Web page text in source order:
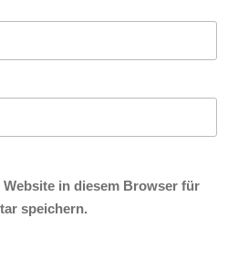
in diesem Browser für
speichern.